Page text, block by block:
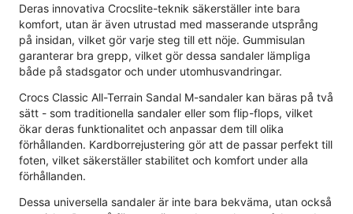
Deras innovativa Crocslite-teknik säkerställer inte bara
komfort, utan är även utrustad med masserande utsprång
på insidan, vilket gör varje steg till ett nöje. Gummisulan
garanterar bra grepp, vilket gör dessa sandaler lämpliga
både på stadsgator och under utomhusvandringar.
Crocs Classic All-Terrain Sandal M-sandaler kan bäras på två
sätt - som traditionella sandaler eller som flip-flops, vilket
ökar deras funktionalitet och anpassar dem till olika
förhållanden. Kardborrejustering gör att de passar perfekt till
foten, vilket säkerställer stabilitet och komfort under alla
förhållanden.
Dessa universella sandaler är inte bara bekväma, utan också